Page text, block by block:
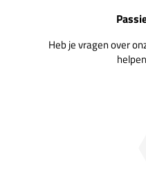
Heb je vragen over